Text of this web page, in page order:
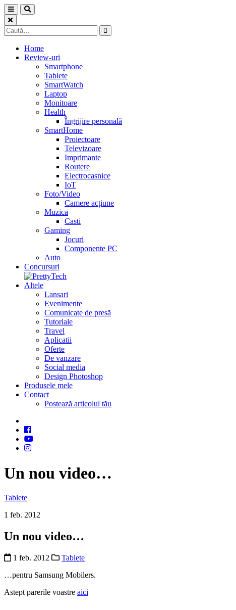
Skip
to
content
Caută
după:
Home
Review-uri
Smartphone
Tablete
SmartWatch
Laptop
Monitoare
Health
Îngrijire personală
SmartHome
Proiectoare
Televizoare
Imprimante
Routere
Electrocasnice
IoT
Foto/Video
Camere acțiune
Muzica
Casti
Gaming
Jocuri
Componente PC
Auto
Concursuri
Altele
Lansari
Evenimente
Comunicate de presă
Tutoriale
Travel
Aplicatii
Oferte
De vanzare
Social media
Design Photoshop
Produsele mele
Contact
Postează articolul tău
Un nou video…
Tablete
1 feb. 2012
Un nou video…
1 feb. 2012
Tablete
…pentru Samsung Mobilers.
Astept parerile voastre aici